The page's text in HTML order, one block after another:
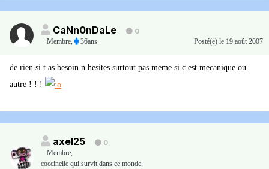
CaNn0nDaLe
0
Membre, 36ans Posté(e) le 19 août 2007
de rien si t as besoin n hesites surtout pas meme si c est mecanique ou
autre ! ! !
axel25
0
Membre,
coccinelle qui survit dans ce monde,